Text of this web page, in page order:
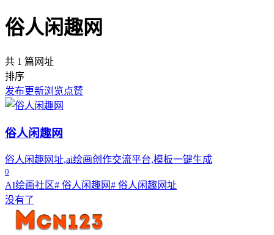
俗人闲趣网
共 1 篇网址
排序
发布更新浏览点赞
俗人闲趣网
俗人闲趣网址,ai绘画创作交流平台,模板一键生成
0
AI绘画社区# 俗人闲趣网# 俗人闲趣网址
没有了